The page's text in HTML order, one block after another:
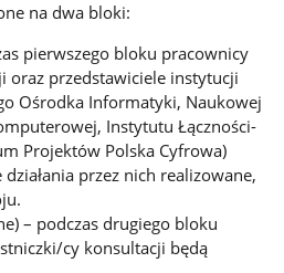
na dwa bloki:
pierwszego bloku pracownicy
oraz przedstawiciele instytucji
Ośrodka Informatyki, Naukowej
Instytutu Łączności-
Projektów Polska Cyfrowa)
przez nich realizowane,
– podczas drugiego bloku
cy konsultacji będą